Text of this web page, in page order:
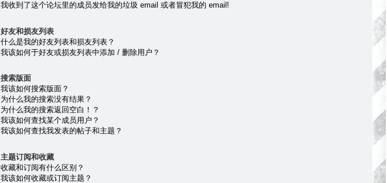
我收到了这个论坛里的成员发给我的垃圾 email 或者冒犯我的 email!
好友和损友列表
什么是我的好友列表和损友列表？
我该如何于好友或损友列表中添加 / 删除用户？
搜索版面
我该如何搜索版面？
为什么我的搜索没有结果？
为什么我的搜索返回空白！？
我该如何查找某个成员用户？
我该如何查找我发表的帖子和主题？
主题订阅和收藏
收藏和订阅有什么区别？
我该如何收藏或订阅主题？